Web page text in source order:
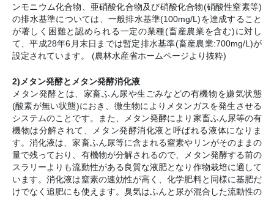
ンモニウム化合物、亜硝酸化合物及び硝酸化合物(硝酸性窒素等)
の排水基準については、一般排水基準(100mg/L)を達成すること
が著しく困難と認められる一定の業種(畜産農業を含む)に対し
て、平成28年6月末日までは暫定排水基準(畜産農業:700mg/L)が
設定されています。 (農林水産省ホームページより抜粋)
2)メタン発酵とメタン発酵消化液
メタン発酵とは、家畜ふん尿や生ごみなどの有機物を嫌気状態
(酸素が無い状態)におき、微生物によりメタンガスを発生させる
システムのことです。また、メタン発酵により家畜ふん尿等の有
機物は分解されて、メタン発酵消化液と呼ばれる液体になりま
す。消化液は、家畜ふん尿等に含まれる窒素やリンがそのままの
量で残っており、有機物が分解されるので、メタン発酵する前の
スラリーよりも流動性がある良質な液肥となり作物栽培に適して
います。消化液は窒素の速効性が高く、化学肥料と同様に基肥だ
けでなく追肥にも使えます。臭気はふんと尿が混合した流動性の